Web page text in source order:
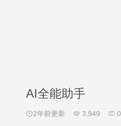
AI全能助手
2年前更新 3,949 0